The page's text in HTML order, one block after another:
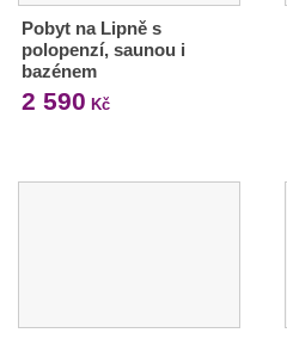
Pobyt na Lipně s
polopenzí, saunou i
bazénem
2 590 Kč